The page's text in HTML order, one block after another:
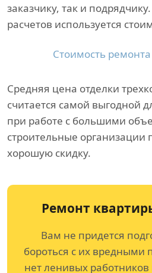
заказчику, так и
расчетов используется
Стоимость
Средняя цена отделки
считается самой выгодной
при работе с большими
строительные организации
хорошую скидку.
Ремонт
Вам не придется
бороться с их вредными
нет ленивых работников